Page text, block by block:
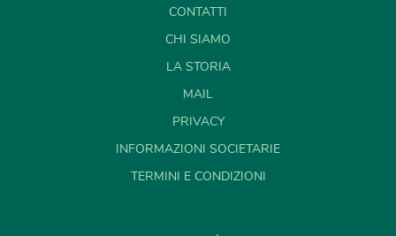
CONTATTI
CHI SIAMO
LA STORIA
MAIL
PRIVACY
INFORMAZIONI SOCIETARIE
TERMINI E CONDIZIONI